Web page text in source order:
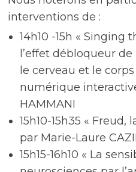
interventions de :
14h10 -15h « Singing
l’effet débloqueur
le cerveau et le
numérique
HAMMANI
15h10-15h35 «
par Marie-Laure
15h15-16h10 « La